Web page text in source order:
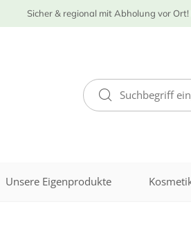
Sicher & regional mit Abholung vor
Unsere Eigenprodukte